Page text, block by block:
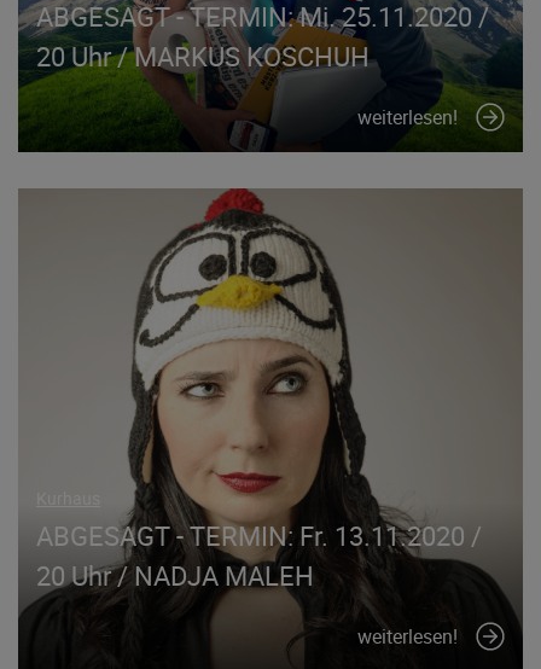
ABGESAGT - TERMIN: Mi. 25.11.2020 /
20 Uhr / MARKUS KOSCHUH
weiterlesen!
ABGESAGT - TERMIN: Fr. 13.11.2020 /
20 Uhr / NADJA MALEH
weiterlesen!